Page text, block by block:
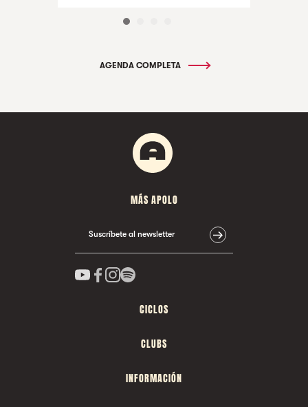
AGENDA COMPLETA
MÁS APOLO
Suscríbete al newsletter
CICLOS
CLUBS
INFORMACIÓN